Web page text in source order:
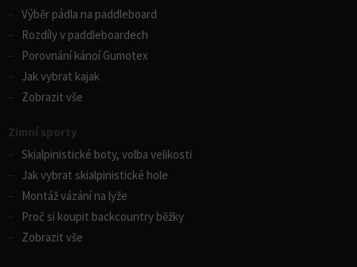
Výběr pádla na paddleboard
Rozdíly v paddleboardech
Porovnání kánoí Gumotex
Jak vybrat kajak
Zobrazit vše
Zimní sporty
Skialpinistické boty, volba velikosti
Jak vybrat skialpinistické hole
Montáž vázání na lyže
Proč si koupit backcountry běžky
Zobrazit vše